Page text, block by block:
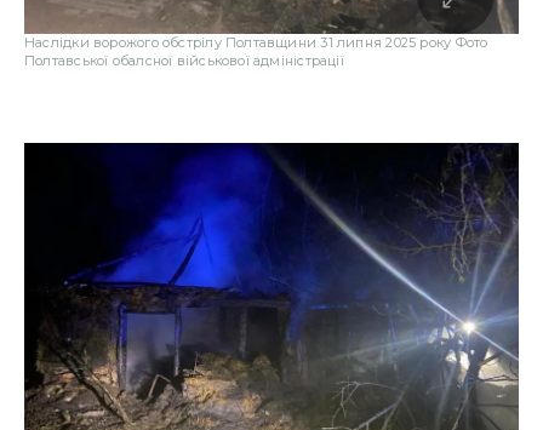
Наслідки ворожого обстрілу Полтавщини 31 липня 2025 року Фото
Полтавської обалсної військової адміністрації